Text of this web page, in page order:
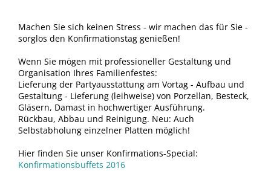
Machen Sie sich keinen Stress - wir machen das für Sie -
sorglos den Konfirmationstag genießen!
Wenn Sie mögen mit professioneller Gestaltung und
Organisation Ihres Familienfestes:
Lieferung der Partyausstattung am Vortag - Aufbau und
Gestaltung - Lieferung (leihweise) von Porzellan, Besteck,
Gläsern, Damast in hochwertiger Ausführung.
Rückbau, Abbau und Reinigung. Neu: Auch
Selbstabholung einzelner Platten möglich!
Hier finden Sie unser Konfirmations-Special:
Konfirmationsbuffets 2016